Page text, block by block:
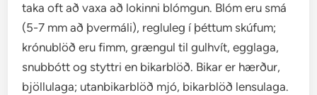
taka oft að vaxa að lokinni blómgun. Blóm eru smá
(5-7 mm að þvermáli), regluleg í þéttum skúfum;
krónublöð eru fimm, grængul til gulhvít, egglaga,
snubbótt og styttri en bikarblöð. Bikar er hærður,
bjöllulaga; utanbikarblöð mjó, bikarblöð lensulaga.